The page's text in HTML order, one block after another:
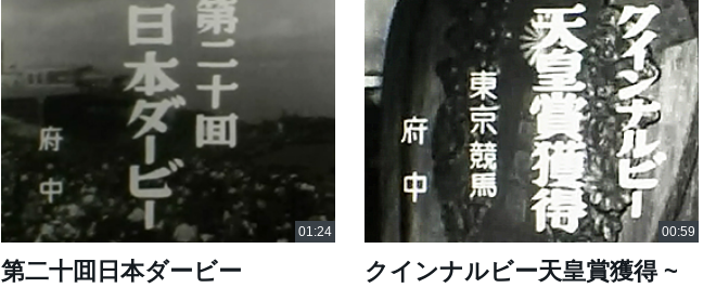
第二十囬日本ダービー
クインナルビー天皇賞獲得 ~